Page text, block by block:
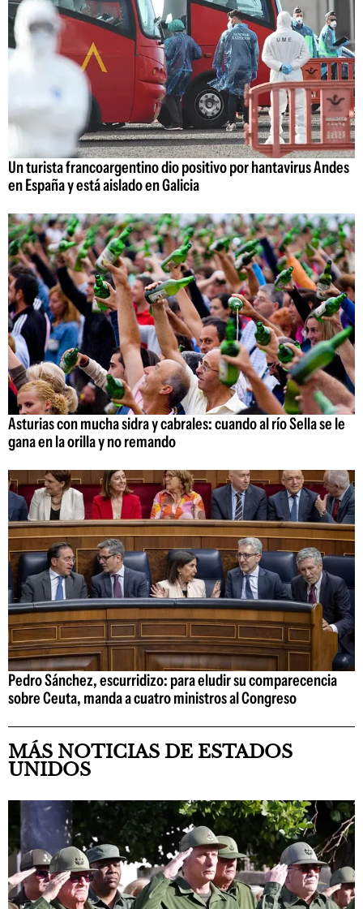
Un turista francoargentino dio positivo por hantavirus Andes
en España y está aislado en Galicia
Asturias con mucha sidra y cabrales: cuando al río Sella se le
gana en la orilla y no remando
Pedro Sánchez, escurridizo: para eludir su comparecencia
sobre Ceuta, manda a cuatro ministros al Congreso
MÁS NOTICIAS DE ESTADOS
UNIDOS